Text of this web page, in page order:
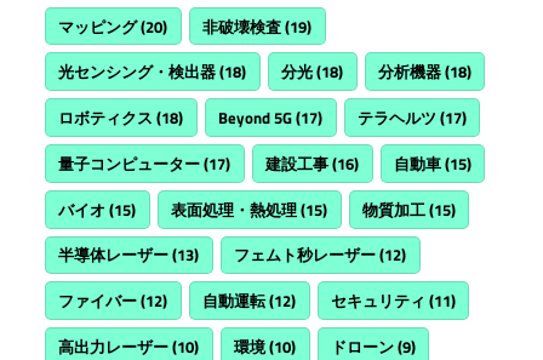
マッピング(20) 非破壊検査(19)
光センシング・検出器(18) 分光(18) 分析機器(18)
ロボティクス (18) Beyond 5G(17) テラヘルツ (17)
量子コンピューター(17) 建設工事(16) 自動車(15)
バイオ (15) 表面処理・熱処理(15) 物質加工(15)
半導体レーザー(13) フェムト秒レーザー(12)
ファイバー(12) 自動運転(12) セキュリティ (11)
高出力レーザー(10) 環境(10) ドローン(9)